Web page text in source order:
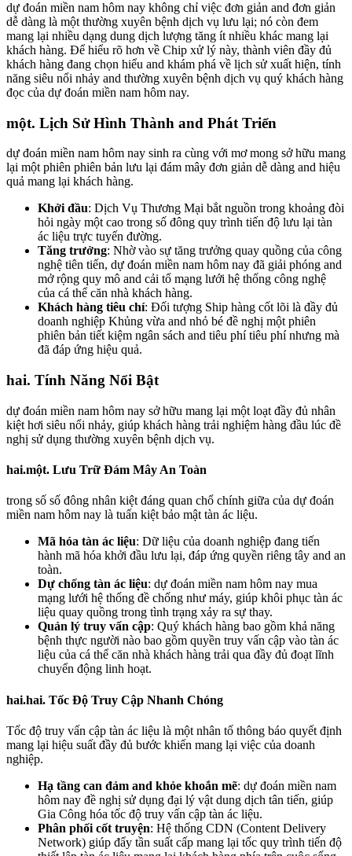
dự đoán miền nam hôm nay không chỉ việc đơn giản and đơn giản
dễ dàng là một thường xuyên bệnh dịch vụ lưu lại; nó còn đem
mang lại nhiều dạng dung dịch lượng tăng ít nhiều khác mang lại
khách hàng. Để hiểu rõ hơn về Chip xử lý này, thành viên đầy đủ
khách hàng đang chọn hiểu and khám phá về lịch sử xuất hiện, tính
năng siêu nổi nhảy and thường xuyên bệnh dịch vụ quý khách hàng
đọc của dự đoán miền nam hôm nay.
một. Lịch Sử Hình Thành and Phát Triển
dự đoán miền nam hôm nay sinh ra cùng với mơ mong sở hữu mang
lại một phiên phiên bản lưu lại đám mây đơn giản dễ dàng and hiệu
quả mang lại khách hàng.
Khởi đầu: Dịch Vụ Thương Mại bắt nguồn trong khoảng đòi
hỏi ngày một cao trong số đông quy trình tiến độ lưu lại tàn
ác liệu trực tuyến đường.
Tăng trưởng: Nhờ vào sự tăng trưởng quay quồng của công
nghệ tiên tiến, dự đoán miền nam hôm nay đã giải phóng and
mở rộng quy mô and cải tổ mạng lưới hệ thống công nghệ
của cá thể căn nhà khách hàng.
Khách hàng tiêu chí: Đối tượng Ship hàng cốt lõi là đầy đủ
doanh nghiệp Khủng vừa and nhỏ bé đề nghị một phiên
phiên bản tiết kiệm ngân sách and tiêu phí tiêu phí nhưng mà
đã đáp ứng hiệu quả.
hai. Tính Năng Nổi Bật
dự đoán miền nam hôm nay sở hữu mang lại một loạt đầy đủ nhân
kiệt hơi siêu nổi nhảy, giúp khách hàng trải nghiệm hàng đầu lúc đề
nghị sử dụng thường xuyên bệnh dịch vụ.
hai.một. Lưu Trữ Đám Mây An Toàn
trong số số đông nhân kiệt đáng quan chổ chính giữa của dự đoán
miền nam hôm nay là tuấn kiệt bảo mật tàn ác liệu.
Mã hóa tàn ác liệu: Dữ liệu của doanh nghiệp đang tiến
hành mã hóa khởi đầu lưu lại, đáp ứng quyền riêng tây and an
toàn.
Dự chống tàn ác liệu: dự đoán miền nam hôm nay mua
mạng lưới hệ thống đề chống như máy, giúp khôi phục tàn ác
liệu quay quồng trong tình trạng xảy ra sự thay.
Quản lý truy vấn cập: Quý khách hàng bao gồm khả năng
bệnh thực người nào bao gồm quyền truy vấn cập vào tàn ác
liệu của cá thể căn nhà khách hàng trải qua đầy đủ đoạt lĩnh
chuyển động linh hoạt.
hai.hai. Tốc Độ Truy Cập Nhanh Chóng
Tốc độ truy vấn cập tàn ác liệu là một nhân tố thông báo quyết định
mang lại hiệu suất đầy đủ bước khiến mang lại việc của doanh
nghiệp.
Hạ tầng can đảm and khỏe khoắn mẽ: dự đoán miền nam
hôm nay đề nghị sử dụng đại lý vật dung dịch tân tiến, giúp
Gia Công hóa tốc độ truy vấn cập tàn ác liệu.
Phân phối cốt truyện: Hệ thống CDN (Content Delivery
Network) giúp đẩy tần suất cấp mang lại tốc quy trình tiến độ